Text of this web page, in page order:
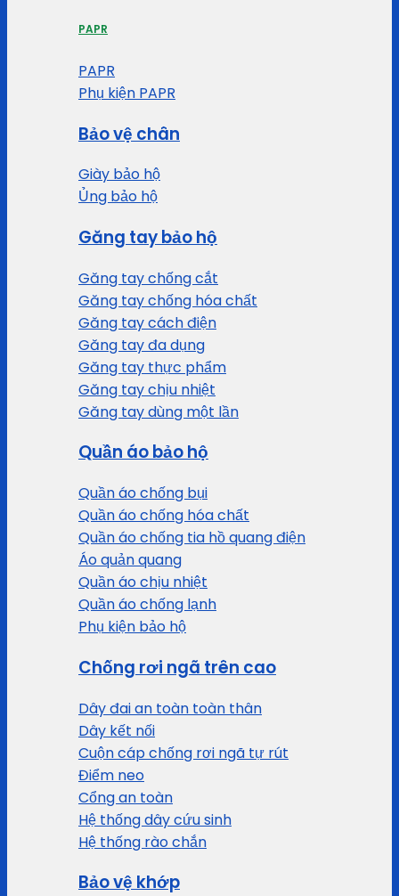
PAPR
PAPR
Phụ kiện PAPR
Bảo vệ chân
Giày bảo hộ
Ủng bảo hộ
Găng tay bảo hộ
Găng tay chống cắt
Găng tay chống hóa chất
Găng tay cách điện
Găng tay đa dụng
Găng tay thực phẩm
Găng tay chịu nhiệt
Găng tay dùng một lần
Quần áo bảo hộ
Quần áo chống bụi
Quần áo chống hóa chất
Quần áo chống tia hồ quang điện
Áo quản quang
Quần áo chịu nhiệt
Quần áo chống lạnh
Phụ kiện bảo hộ
Chống rơi ngã trên cao
Dây đai an toàn toàn thân
Dây kết nối
Cuộn cáp chống rơi ngã tự rút
Điểm neo
Cổng an toàn
Hệ thống dây cứu sinh
Hệ thống rào chắn
Bảo vệ khớp